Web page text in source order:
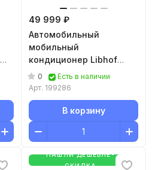
49 999 ₽
Автомобильный
мобильный
кондиционер Libhof
ВР-324
0
Есть в наличии
Арт. 199286
В корзину
НАШЛИ ДЕШЕВЛЕ-
СКИДКА